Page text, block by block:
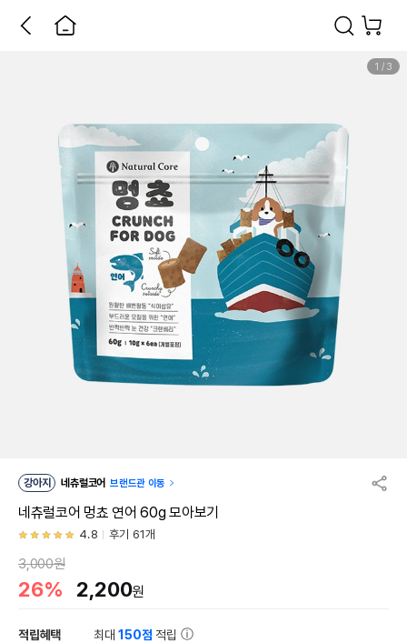
1 / 3
강아지 네츄럴코어 브랜드관 이동
네츄럴코어 멍쵸 연어 60g 모아보기
4.8 후기 61개
3,000원
26% 2,200원
적립혜택 최대150점 적립